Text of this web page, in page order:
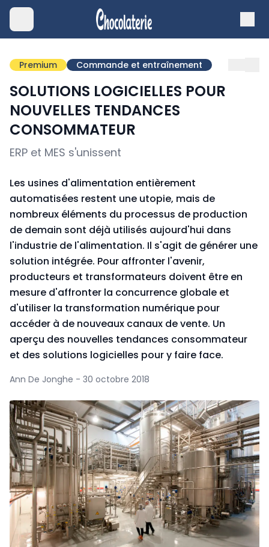
Premium Commande et entraînement
SOLUTIONS LOGICIELLES POUR
NOUVELLES TENDANCES
CONSOMMATEUR
ERP et MES s'unissent
Les usines d'alimentation entièrement
automatisées restent une utopie, mais de
nombreux éléments du processus de production
de demain sont déjà utilisés aujourd'hui dans
l'industrie de l'alimentation. Il s'agit de générer une
solution intégrée. Pour affronter l'avenir,
producteurs et transformateurs doivent être en
mesure d'affronter la concurrence globale et
d'utiliser la transformation numérique pour
accéder à de nouveaux canaux de vente. Un
aperçu des nouvelles tendances consommateur
et des solutions logicielles pour y faire face.
Ann De Jonghe - 30 octobre 2018